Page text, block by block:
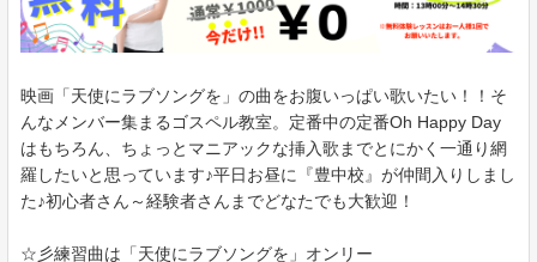
映画「天使にラブソングを」の曲をお腹いっぱい歌いたい！！そ
んなメンバー集まるゴスペル教室。定番中の定番Oh Happy Day
はもちろん、ちょっとマニアックな挿入歌までとにかく一通り網
羅したいと思っています♪平日お昼に『豊中校』が仲間入りしまし
た♪初心者さん～経験者さんまでどなたでも大歓迎！
☆彡練習曲は「天使にラブソングを」オンリー